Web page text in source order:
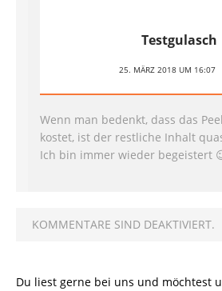
Testgulasch
25. MÄRZ 2018 UM 16:07
Wenn man bedenkt, dass das
kostet, ist der restliche Inhalt
Ich bin immer wieder begeistert
KOMMENTARE SIND DEAKTIVIERT.
Du liest gerne bei uns und möchtest